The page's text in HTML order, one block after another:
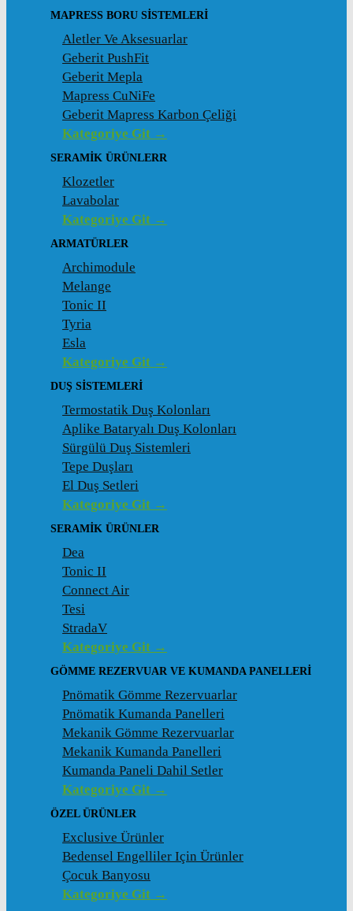
MAPRESS BORU SISTEMLERI
Aletler Ve Aksesuarlar
Geberit PushFit
Geberit Mepla
Mapress CuNiFe
Geberit Mapress Karbon Çeliği
Kategoriye Git →
SERAMIK ÜRÜNLERR
Klozetler
Lavabolar
Kategoriye Git →
ARMATÜRLER
Archimodule
Melange
Tonic II
Tyria
Esla
Kategoriye Git →
DUŞ SISTEMLERI
Termostatik Duş Kolonları
Aplike Bataryalı Duş Kolonları
Sürgülü Duş Sistemleri
Tepe Duşları
El Duş Setleri
Kategoriye Git →
SERAMIK ÜRÜNLER
Dea
Tonic II
Connect Air
Tesi
StradaV
Kategoriye Git →
GÖMME REZERVUAR VE KUMANDA PANELLERI
Pnömatik Gömme Rezervuarlar
Pnömatik Kumanda Panelleri
Mekanik Gömme Rezervuarlar
Mekanik Kumanda Panelleri
Kumanda Paneli Dahil Setler
Kategoriye Git →
ÖZEL ÜRÜNLER
Exclusive Ürünler
Bedensel Engelliler Için Ürünler
Çocuk Banyosu
Kategoriye Git →